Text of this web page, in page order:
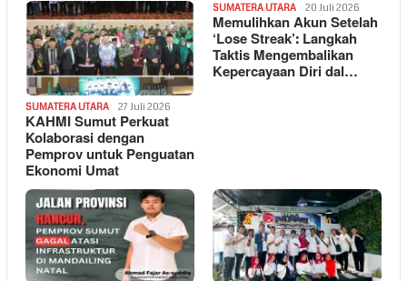
SUMATERA UTARA 27 Juli 2026
KAHMI Sumut Perkuat
Kolaborasi dengan
Pemprov untuk Penguatan
Ekonomi Umat
SUMATERA UTARA 20 Juli 2026
Memulihkan Akun Setelah
‘Lose Streak’: Langkah
Taktis Mengembalikan
Kepercayaan Diri dal…